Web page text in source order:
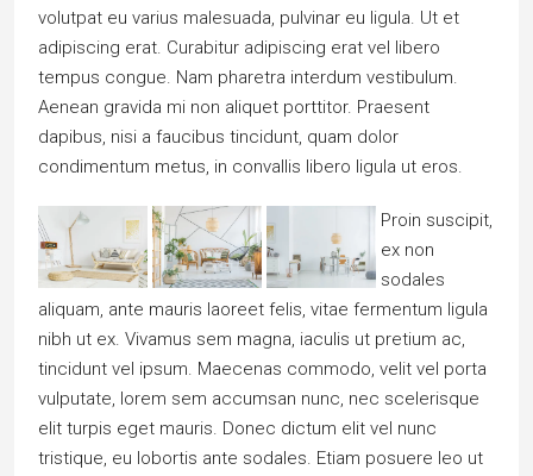
volutpat eu varius malesuada, pulvinar eu ligula. Ut et
adipiscing erat. Curabitur adipiscing erat vel libero
tempus congue. Nam pharetra interdum vestibulum.
Aenean gravida mi non aliquet porttitor. Praesent
dapibus, nisi a faucibus tincidunt, quam dolor
condimentum metus, in convallis libero ligula ut eros.
Proin suscipit,
ex non
sodales
aliquam, ante mauris laoreet felis, vitae fermentum ligula
nibh ut ex. Vivamus sem magna, iaculis ut pretium ac,
tincidunt vel ipsum. Maecenas commodo, velit vel porta
vulputate, lorem sem accumsan nunc, nec scelerisque
elit turpis eget mauris. Donec dictum elit vel nunc
tristique, eu lobortis ante sodales. Etiam posuere leo ut